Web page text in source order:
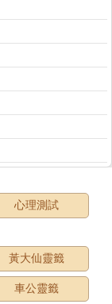
心理測試
黃大仙靈籤
車公靈籤